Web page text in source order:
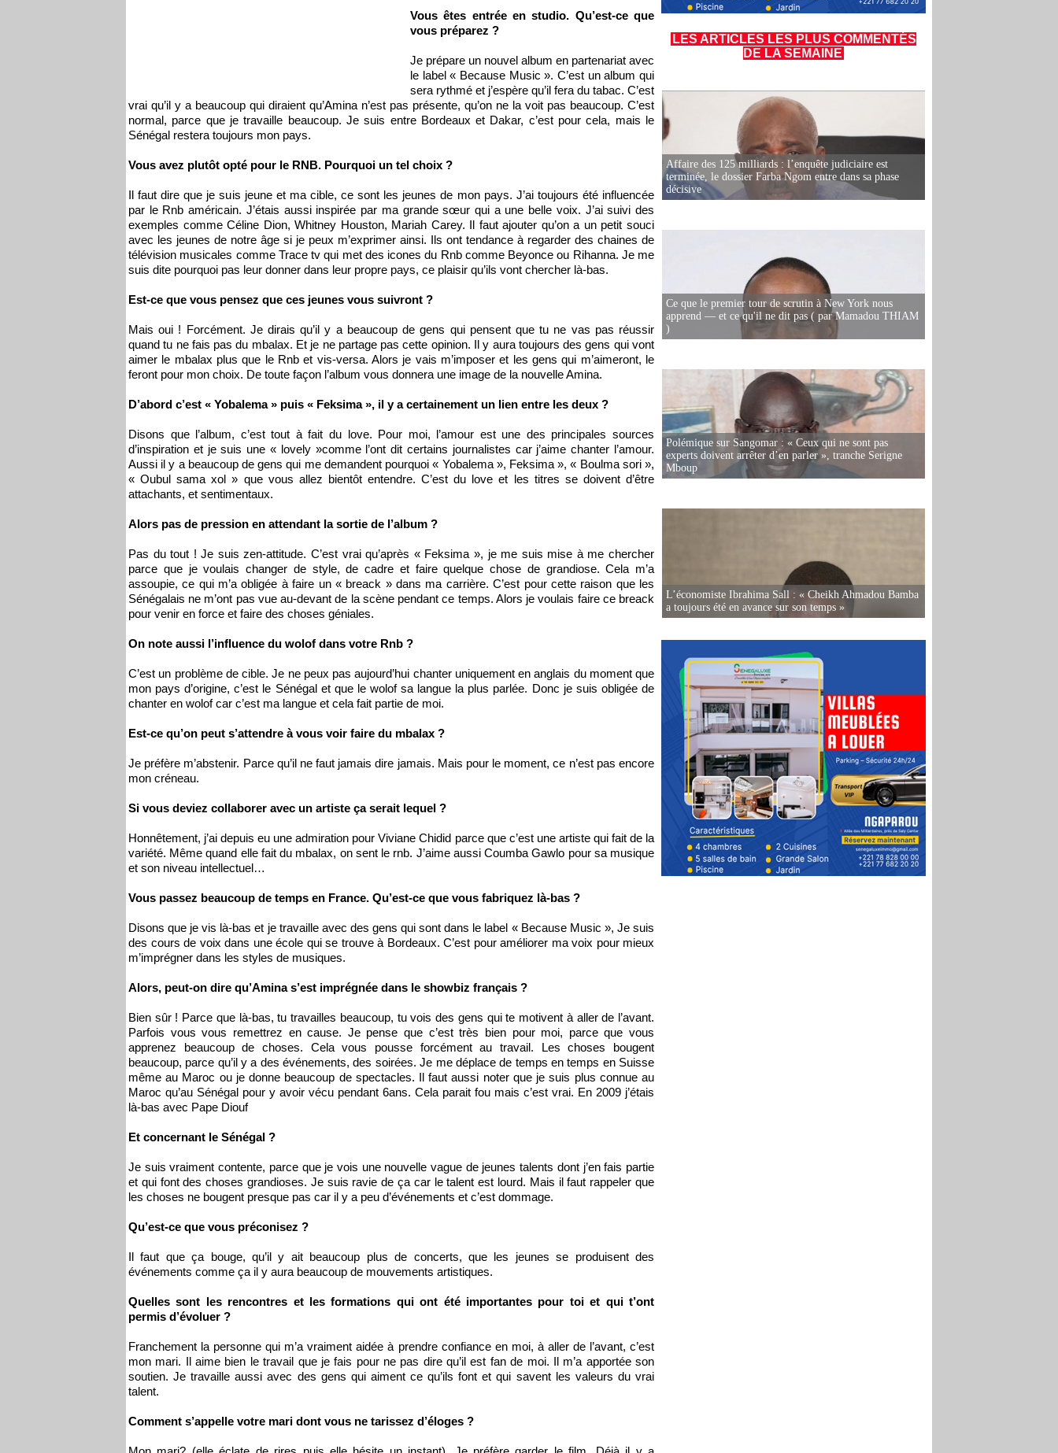
Vous êtes entrée en studio. Qu’est-ce que
vous préparez ?
Je prépare un nouvel album en partenariat avec
le label « Because Music ». C’est un album qui
sera rythmé et j’espère qu’il fera du tabac. C’est
vrai qu’il y a beaucoup qui diraient qu’Amina n’est pas présente, qu’on ne la voit pas beaucoup. C’est
normal, parce que je travaille beaucoup. Je suis entre Bordeaux et Dakar, c’est pour cela, mais le
Sénégal restera toujours mon pays.
Vous avez plutôt opté pour le RNB. Pourquoi un tel choix ?
Il faut dire que je suis jeune et ma cible, ce sont les jeunes de mon pays. J’ai toujours été influencée
par le Rnb américain. J’étais aussi inspirée par ma grande sœur qui a une belle voix. J’ai suivi des
exemples comme Céline Dion, Whitney Houston, Mariah Carey. Il faut ajouter qu’on a un petit souci
avec les jeunes de notre âge si je peux m’exprimer ainsi. Ils ont tendance à regarder des chaines de
télévision musicales comme Trace tv qui met des icones du Rnb comme Beyonce ou Rihanna. Je me
suis dite pourquoi pas leur donner dans leur propre pays, ce plaisir qu’ils vont chercher là-bas.
Est-ce que vous pensez que ces jeunes vous suivront ?
Mais oui ! Forcément. Je dirais qu’il y a beaucoup de gens qui pensent que tu ne vas pas réussir
quand tu ne fais pas du mbalax. Et je ne partage pas cette opinion. Il y aura toujours des gens qui vont
aimer le mbalax plus que le Rnb et vis-versa. Alors je vais m’imposer et les gens qui m’aimeront, le
feront pour mon choix. De toute façon l’album vous donnera une image de la nouvelle Amina.
D’abord c’est « Yobalema » puis « Feksima », il y a certainement un lien entre les deux ?
Disons que l’album, c’est tout à fait du love. Pour moi, l’amour est une des principales sources
d’inspiration et je suis une « lovely »comme l’ont dit certains journalistes car j’aime chanter l’amour.
Aussi il y a beaucoup de gens qui me demandent pourquoi « Yobalema », Feksima », « Boulma sori »,
« Oubul sama xol » que vous allez bientôt entendre. C’est du love et les titres se doivent d’être
attachants, et sentimentaux.
Alors pas de pression en attendant la sortie de l’album ?
Pas du tout ! Je suis zen-attitude. C’est vrai qu’après « Feksima », je me suis mise à me chercher
parce que je voulais changer de style, de cadre et faire quelque chose de grandiose. Cela m’a
assoupie, ce qui m’a obligée à faire un « breack » dans ma carrière. C’est pour cette raison que les
Sénégalais ne m’ont pas vue au-devant de la scène pendant ce temps. Alors je voulais faire ce breack
pour venir en force et faire des choses géniales.
On note aussi l’influence du wolof dans votre Rnb ?
C’est un problème de cible. Je ne peux pas aujourd’hui chanter uniquement en anglais du moment que
mon pays d’origine, c’est le Sénégal et que le wolof sa langue la plus parlée. Donc je suis obligée de
chanter en wolof car c’est ma langue et cela fait partie de moi.
Est-ce qu’on peut s’attendre à vous voir faire du mbalax ?
Je préfère m’abstenir. Parce qu’il ne faut jamais dire jamais. Mais pour le moment, ce n’est pas encore
mon créneau.
Si vous deviez collaborer avec un artiste ça serait lequel ?
Honnêtement, j’ai depuis eu une admiration pour Viviane Chidid parce que c’est une artiste qui fait de la
variété. Même quand elle fait du mbalax, on sent le rnb. J’aime aussi Coumba Gawlo pour sa musique
et son niveau intellectuel…
Vous passez beaucoup de temps en France. Qu’est-ce que vous fabriquez là-bas ?
Disons que je vis là-bas et je travaille avec des gens qui sont dans le label « Because Music », Je suis
des cours de voix dans une école qui se trouve à Bordeaux. C’est pour améliorer ma voix pour mieux
m’imprégner dans les styles de musiques.
Alors, peut-on dire qu’Amina s’est imprégnée dans le showbiz français ?
Bien sûr ! Parce que là-bas, tu travailles beaucoup, tu vois des gens qui te motivent à aller de l’avant.
Parfois vous vous remettrez en cause. Je pense que c’est très bien pour moi, parce que vous
apprenez beaucoup de choses. Cela vous pousse forcément au travail. Les choses bougent
beaucoup, parce qu’il y a des événements, des soirées. Je me déplace de temps en temps en Suisse
même au Maroc ou je donne beaucoup de spectacles. Il faut aussi noter que je suis plus connue au
Maroc qu’au Sénégal pour y avoir vécu pendant 6ans. Cela parait fou mais c’est vrai. En 2009 j’étais
là-bas avec Pape Diouf
Et concernant le Sénégal ?
Je suis vraiment contente, parce que je vois une nouvelle vague de jeunes talents dont j’en fais partie
et qui font des choses grandioses. Je suis ravie de ça car le talent est lourd. Mais il faut rappeler que
les choses ne bougent presque pas car il y a peu d’événements et c’est dommage.
Qu’est-ce que vous préconisez ?
Il faut que ça bouge, qu’il y ait beaucoup plus de concerts, que les jeunes se produisent des
événements comme ça il y aura beaucoup de mouvements artistiques.
Quelles sont les rencontres et les formations qui ont été importantes pour toi et qui t’ont
permis d’évoluer ?
Franchement la personne qui m’a vraiment aidée à prendre confiance en moi, à aller de l’avant, c’est
mon mari. Il aime bien le travail que je fais pour ne pas dire qu’il est fan de moi. Il m’a apportée son
soutien. Je travaille aussi avec des gens qui aiment ce qu’ils font et qui savent les valeurs du vrai
talent.
Comment s’appelle votre mari dont vous ne tarissez d’éloges ?
LES ARTICLES LES PLUS COMMENTÉS
DE LA SEMAINE
Affaire des 125 milliards : l’enquête judiciaire est
terminée, le dossier Farba Ngom entre dans sa phase
décisive
Ce que le premier tour de scrutin à New York nous
apprend — et ce qu'il ne dit pas ( par Mamadou THIAM
)
Polémique sur Sangomar : « Ceux qui ne sont pas
experts doivent arrêter d’en parler », tranche Serigne
Mboup
L’économiste Ibrahima Sall : « Cheikh Ahmadou Bamba
a toujours été en avance sur son temps »